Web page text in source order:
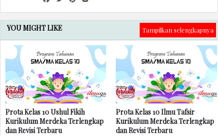
YOU MIGHT LIKE Tampilkan selengkapnya
Prota Kelas 10 Ushul Fikih
Kurikulum Merdeka Terlengkap
dan Revisi Terbaru
Prota Kelas 10 Ilmu Tafsir
Kurikulum Merdeka Terlengkap
dan Revisi Terbaru